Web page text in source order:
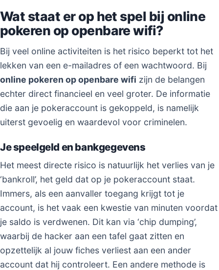
Wat staat er op het spel bij online
pokeren op openbare wifi?
Bij veel online activiteiten is het risico beperkt tot het
lekken van een e-mailadres of een wachtwoord. Bij
online pokeren op openbare wifi zijn de belangen
echter direct financieel en veel groter. De informatie
die aan je pokeraccount is gekoppeld, is namelijk
uiterst gevoelig en waardevol voor criminelen.
Je speelgeld en bankgegevens
Het meest directe risico is natuurlijk het verlies van je
‘bankroll’, het geld dat op je pokeraccount staat.
Immers, als een aanvaller toegang krijgt tot je
account, is het vaak een kwestie van minuten voordat
je saldo is verdwenen. Dit kan via ‘chip dumping’,
waarbij de hacker aan een tafel gaat zitten en
opzettelijk al jouw fiches verliest aan een ander
account dat hij controleert. Een andere methode is